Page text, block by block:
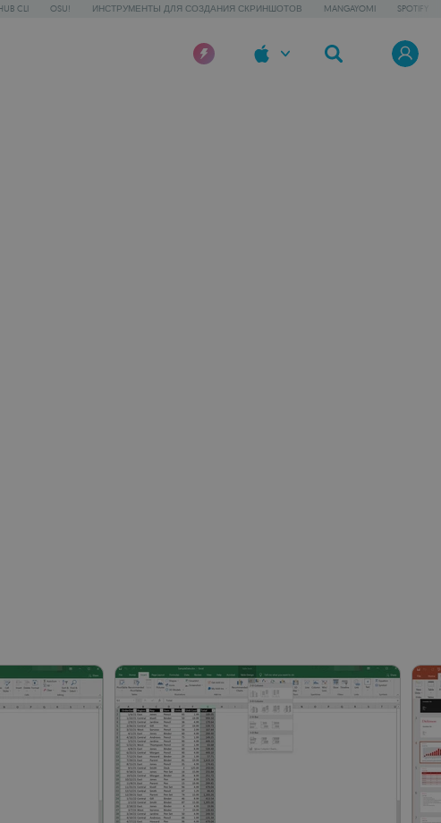
CLI OSU! ИНСТРУМЕНТЫ ДЛЯ СОЗДАНИЯ СКРИНШОТОВ MANGAYOMI SPOTIFY